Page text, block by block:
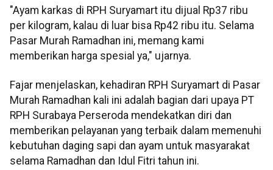
"Ayam karkas di RPH Suryamart itu dijual Rp37 ribu
per kilogram, kalau di luar bisa Rp42 ribu itu. Selama
Pasar Murah Ramadhan ini, memang kami
memberikan harga spesial ya," ujarnya.
Fajar menjelaskan, kehadiran RPH Suryamart di Pasar
Murah Ramadhan kali ini adalah bagian dari upaya PT
RPH Surabaya Perseroda mendekatkan diri dan
memberikan pelayanan yang terbaik dalam memenuhi
kebutuhan daging sapi dan ayam untuk masyarakat
selama Ramadhan dan Idul Fitri tahun ini.